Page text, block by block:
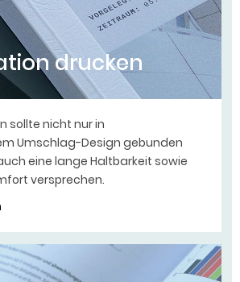
drucken
sollte nicht nur in
Umschlag-Design gebunden
eine lange Haltbarkeit sowie
versprechen.